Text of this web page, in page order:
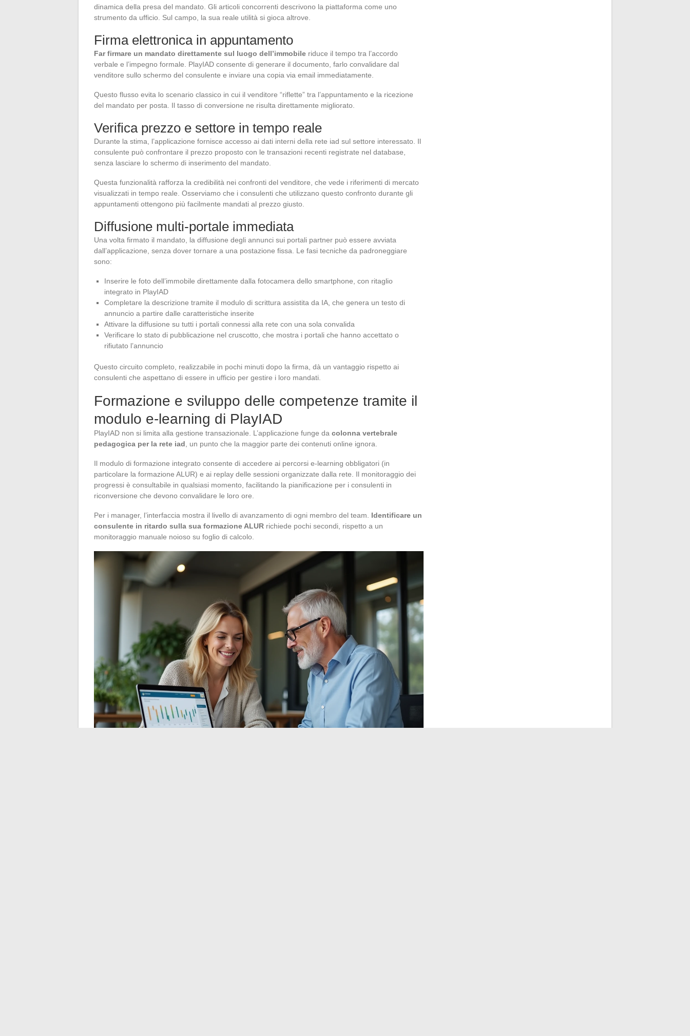
dinamica della presa del mandato. Gli articoli concorrenti descrivono la piattaforma come uno
strumento da ufficio. Sul campo, la sua reale utilità si gioca altrove.
Firma elettronica in appuntamento
Far firmare un mandato direttamente sul luogo dell’immobile riduce il tempo tra l’accordo
verbale e l’impegno formale. PlayIAD consente di generare il documento, farlo convalidare dal
venditore sullo schermo del consulente e inviare una copia via email immediatamente.
Questo flusso evita lo scenario classico in cui il venditore “riflette” tra l’appuntamento e la ricezione
del mandato per posta. Il tasso di conversione ne risulta direttamente migliorato.
Verifica prezzo e settore in tempo reale
Durante la stima, l’applicazione fornisce accesso ai dati interni della rete iad sul settore interessato. Il
consulente può confrontare il prezzo proposto con le transazioni recenti registrate nel database,
senza lasciare lo schermo di inserimento del mandato.
Questa funzionalità rafforza la credibilità nei confronti del venditore, che vede i riferimenti di mercato
visualizzati in tempo reale. Osserviamo che i consulenti che utilizzano questo confronto durante gli
appuntamenti ottengono più facilmente mandati al prezzo giusto.
Diffusione multi-portale immediata
Una volta firmato il mandato, la diffusione degli annunci sui portali partner può essere avviata
dall’applicazione, senza dover tornare a una postazione fissa. Le fasi tecniche da padroneggiare
sono:
Inserire le foto dell’immobile direttamente dalla fotocamera dello smartphone, con ritaglio
integrato in PlayIAD
Completare la descrizione tramite il modulo di scrittura assistita da IA, che genera un testo di
annuncio a partire dalle caratteristiche inserite
Attivare la diffusione su tutti i portali connessi alla rete con una sola convalida
Verificare lo stato di pubblicazione nel cruscotto, che mostra i portali che hanno accettato o
rifiutato l’annuncio
Questo circuito completo, realizzabile in pochi minuti dopo la firma, dà un vantaggio rispetto ai
consulenti che aspettano di essere in ufficio per gestire i loro mandati.
Formazione e sviluppo delle competenze tramite il
modulo e-learning di PlayIAD
PlayIAD non si limita alla gestione transazionale. L’applicazione funge da colonna vertebrale
pedagogica per la rete iad , un punto che la maggior parte dei contenuti online ignora.
Il modulo di formazione integrato consente di accedere ai percorsi e-learning obbligatori (in
particolare la formazione ALUR) e ai replay delle sessioni organizzate dalla rete. Il monitoraggio dei
progressi è consultabile in qualsiasi momento, facilitando la pianificazione per i consulenti in
riconversione che devono convalidare le loro ore.
Per i manager, l’interfaccia mostra il livello di avanzamento di ogni membro del team. Identificare un
consulente in ritardo sulla sua formazione ALUR richiede pochi secondi, rispetto a un
monitoraggio manuale noioso su foglio di calcolo.